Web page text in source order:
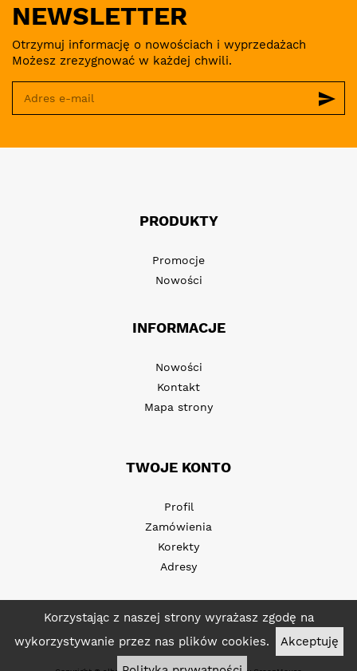
Korzystając z naszej strony wyrażasz zgodę na
wykorzystywanie przez nas plików cookies.
Akceptuję
NEWSLETTER
Otrzymuj informację o nowościach i wyprzedażach
Możesz zrezygnować w każdej chwili.
send
PRODUKTY
Promocje
Nowości
INFORMACJE
Nowości
Kontakt
Mapa strony
TWOJE KONTO
Profil
Zamówienia
Korekty
Adresy